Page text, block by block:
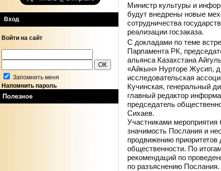
Вход
Войти на сайт
Запомнить меня
Напомнить пароль
Полезное
Министр культуры и
будут внедрены новые
сотрудничества
реализации госзаказа.
С докладами по теме
Парламента РК,
альянса Казахстана
«Айкын» Нурторе Жусип,
исследовательская
Кучинская, генеральный
главный редактор
председатель
Сихаев.
Участниками
значимость Послания и
продвижению
общественности. По
рекомендаций по
по разъяснению Послания.